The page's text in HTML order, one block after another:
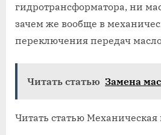
гидротрансформатора, ни
зачем же вообще в
переключения передач
Читать статью Замена
Читать статью Механическая